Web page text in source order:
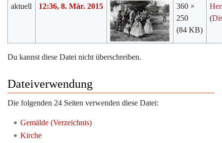
aktuell
12:36, 8. Mär. 2015
360 ×
250
(84 KB)
(
Du kannst diese Datei nicht überschreiben.
Dateiverwendung
Die folgenden 24 Seiten verwenden diese Datei:
Gemälde (Verzeichnis)
Kirche